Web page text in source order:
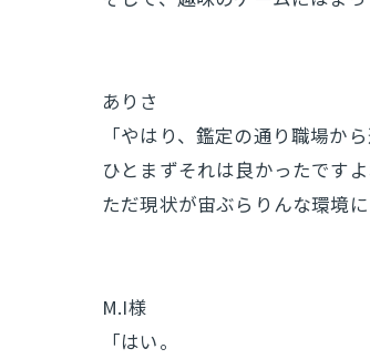
ありさ
「やはり、鑑定の通り職場か
ひとまずそれは良かったですよ
ただ現状が宙ぶらりんな環境
M.I様
「はい。